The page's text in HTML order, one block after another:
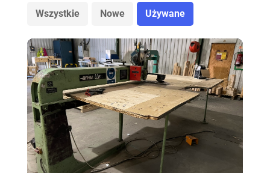
Wszystkie Nowe Używane